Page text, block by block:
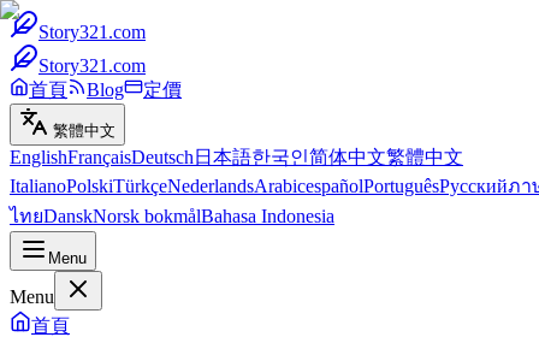
Story321.com
Story321.com
首頁
Blog 定價
繁體中文
EnglishFrançaisDeutsch 日本語한국인简体中文繁體中文
ItalianoPolskiTürkçeNederlandsArabicespañolPortuguêsРусскийภา
ไทยDanskNorsk bokmålBahasa Indonesia
Menu
Menu
首頁